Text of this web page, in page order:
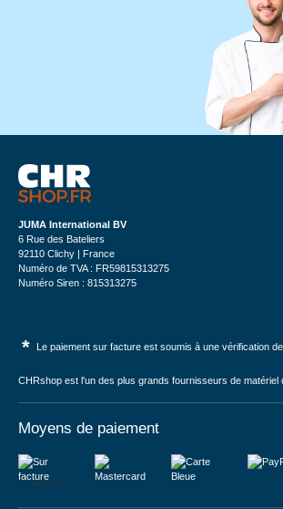
JUMA International BV
6 Rue des Bateliers
92110 Clichy | France
Numéro de TVA : FR59815313275
Numéro Siren : 815313275
* Le paiement sur facture est soumis à une vérification
CHRshop est l'un des plus grands fournisseurs de
Moyens de paiement
Sur facture